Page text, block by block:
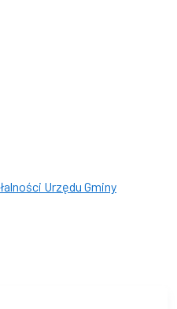
Urzędu Gminy